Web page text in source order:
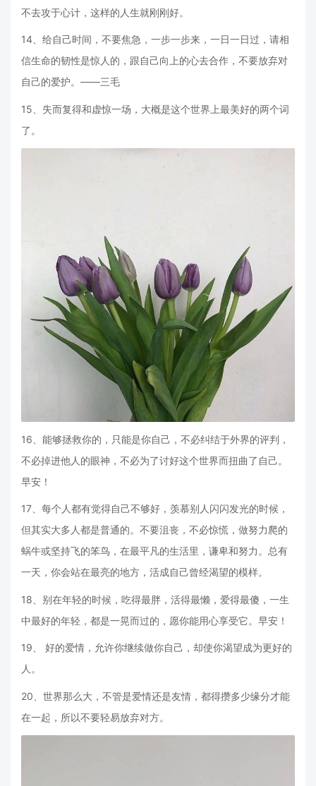
不去攻于心计，这样的人生就刚刚好。
14、给自己时间，不要焦急，一步一步来，一日一日过，请相
信生命的韧性是惊人的，跟自己向上的心去合作，不要放弃对
自己的爱护。——三毛
15、失而复得和虚惊一场，大概是这个世界上最美好的两个词
了。
16、能够拯救你的，只能是你自己，不必纠结于外界的评判，
不必掉进他人的眼神，不必为了讨好这个世界而扭曲了自己。
早安！
17、每个人都有觉得自己不够好，羡慕别人闪闪发光的时候，
但其实大多人都是普通的。不要沮丧，不必惊慌，做努力爬的
蜗牛或坚持飞的笨鸟，在最平凡的生活里，谦卑和努力。总有
一天，你会站在最亮的地方，活成自己曾经渴望的模样。
18、别在年轻的时候，吃得最胖，活得最懒，爱得最傻，一生
中最好的年轻，都是一晃而过的，愿你能用心享受它。早安！
19、 好的爱情，允许你继续做你自己，却使你渴望成为更好的
人。
20、世界那么大，不管是爱情还是友情，都得攒多少缘分才能
在一起，所以不要轻易放弃对方。